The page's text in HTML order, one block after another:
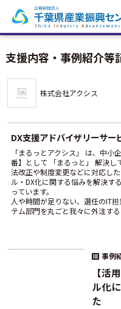
支援内容・事例紹介等
株式会社アクシス
DX支援アドバイザリーサ
「まるっとアクシス」 は、中
番】として 「まるっと」 解決し
法改正や制度変更などに対応し
ル・DX化に関する悩みを解決す
っています。
人や時間が足りない、選任のIT
テム部門を丸ごと我々に外注す
事例
【活
ル化
た